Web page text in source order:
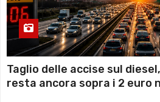
Taglio delle accise sul
resta ancora sopra i 2 euro